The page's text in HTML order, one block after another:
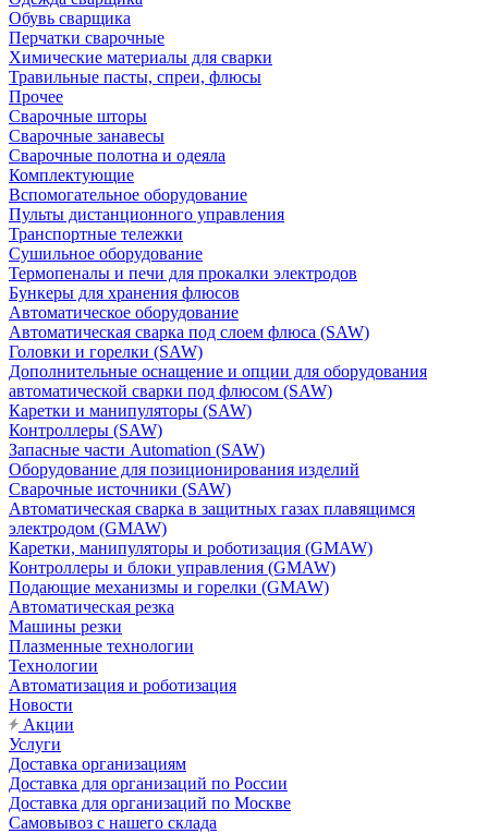
Обувь сварщика
Перчатки сварочные
Химические материалы для сварки
Травильные пасты, спреи, флюсы
Прочее
Сварочные шторы
Сварочные занавесы
Сварочные полотна и одеяла
Комплектующие
Вспомогательное оборудование
Пульты дистанционного управления
Транспортные тележки
Сушильное оборудование
Термопеналы и печи для прокалки электродов
Бункеры для хранения флюсов
Автоматическое оборудование
Автоматическая сварка под слоем флюса (SAW)
Головки и горелки (SAW)
Дополнительные оснащение и опции для оборудования
автоматической сварки под флюсом (SAW)
Каретки и манипуляторы (SAW)
Контроллеры (SAW)
Запасные части Automation (SAW)
Оборудование для позиционирования изделий
Сварочные источники (SAW)
Автоматическая сварка в защитных газах плавящимся
электродом (GMAW)
Каретки, манипуляторы и роботизация (GMAW)
Контроллеры и блоки управления (GMAW)
Подающие механизмы и горелки (GMAW)
Автоматическая резка
Машины резки
Плазменные технологии
Технологии
Автоматизация и роботизация
Новости
Акции
Услуги
Доставка организациям
Доставка для организаций по России
Доставка для организаций по Москве
Самовывоз с нашего склада